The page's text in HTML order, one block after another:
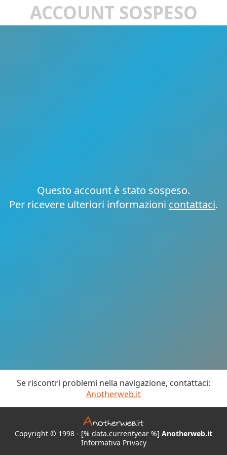
ACCOUNT SOSPESO
Questo account è stato sospeso.
Per ricevere ulteriori informazioni contattaci.
Se riscontri problemi nella navigazione, contattaci:
Anotherweb.it
Copyright © 1998 - [% data.currentyear %] Anotherweb.it
Informativa Privacy